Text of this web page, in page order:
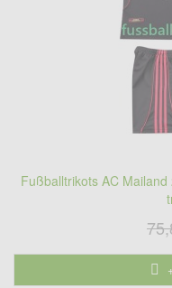
Fußballtrikots AC